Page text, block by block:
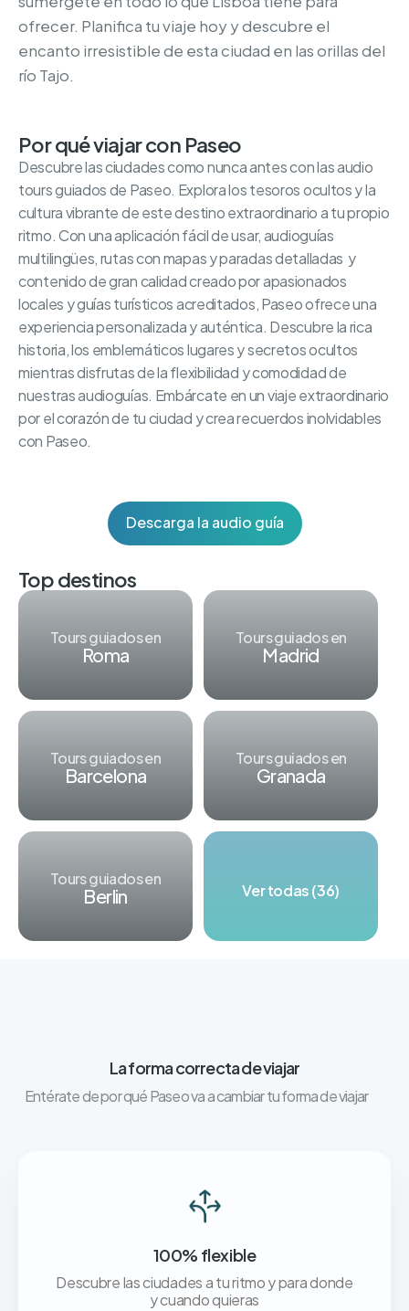
ofrecer. Planifica tu viaje hoy y descubre el
encanto irresistible de esta ciudad en las orillas del
río Tajo.
Por qué viajar con Paseo
Descubre las ciudades como nunca antes con las audio
tours guiados de Paseo. Explora los tesoros ocultos y la
cultura vibrante de este destino extraordinario a tu propio
ritmo. Con una aplicación fácil de usar, audioguías
multilingües, rutas con mapas y paradas detalladas y
contenido de gran calidad creado por apasionados
locales y guías turísticos acreditados, Paseo ofrece una
experiencia personalizada y auténtica. Descubre la rica
historia, los emblemáticos lugares y secretos ocultos
mientras disfrutas de la flexibilidad y comodidad de
nuestras audioguías. Embárcate en un viaje extraordinario
por el corazón de tu ciudad y crea recuerdos inolvidables
con Paseo.
Descarga la audio guía
Top destinos
Tours guiados en
Roma
Tours guiados en
Madrid
Tours guiados en
Barcelona
Tours guiados en
Granada
Tours guiados en
Berlin Ver todas (36)
La forma correcta de viajar
Entérate de por qué Paseo va a cambiar tu forma de viajar
100% flexible
Descubre las ciudades a tu ritmo y para donde
y cuando quieras